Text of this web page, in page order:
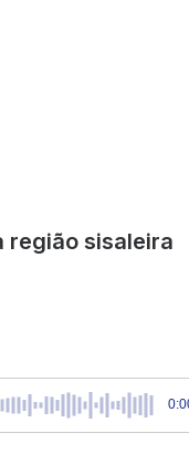
região sisaleira